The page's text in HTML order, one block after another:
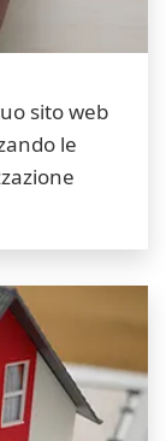
sito web
le